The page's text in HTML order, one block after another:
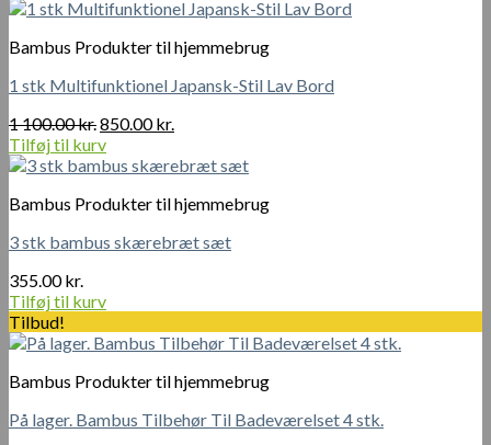
Bambus Produkter til hjemmebrug
1 stk Multifunktionel Japansk-Stil Lav Bord
1 100.00kr.Den
oprindelige
pris
1
850.00kr.
pris
850.00 kr..
Tilføj til kurv
Bambus Produkter til hjemmebrug
3 stk bambus skærebræt sæt
355.00kr.
Tilføj til kurv
Tilbud!
Bambus Produkter til hjemmebrug
På lager. Bambus Tilbehør Til Badeværelset 4 stk.